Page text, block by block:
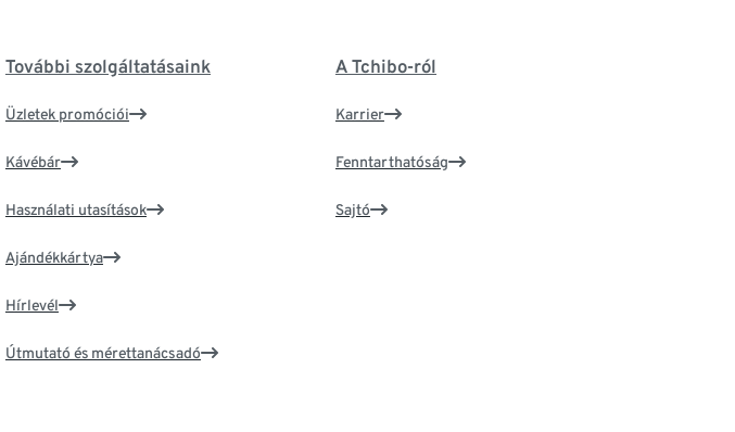
További szolgáltatásaink
Üzletek promóciói
Kávébár
Használati utasítások
Ajándékkártya
Hírlevél
Útmutató és mérettanácsadó
A Tchibo-ról
Karrier
Fenntarthatóság
Sajtó